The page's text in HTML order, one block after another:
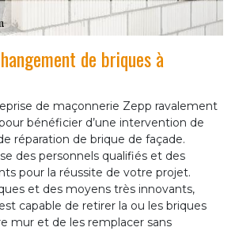
de briques à
de maçonnerie Zepp ravalement
bénéficier d’une intervention de
réparation de brique de façade.
des personnels qualifiés et des
pour la réussite de votre projet.
et des moyens très innovants,
capable de retirer la ou les briques
mur et de les remplacer sans